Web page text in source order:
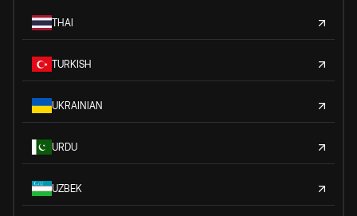
THAI
TURKISH
UKRAINIAN
URDU
UZBEK